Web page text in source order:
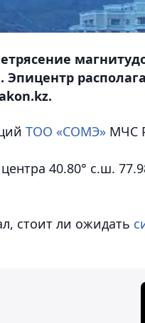
Эпицентр
ТОО «СОМЭ» МЧС
40.80° с.ш.
стоит ли ожидать